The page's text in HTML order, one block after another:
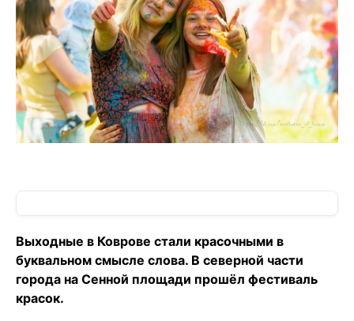
Выходные в Коврове стали красочными в
буквальном смысле слова. В северной части
города на Сенной площади прошёл фестиваль
красок.